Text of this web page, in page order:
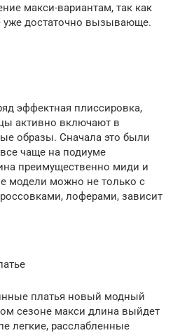
макси-вариантам, так как
уже достаточно вызывающе.
эффектная плиссировка,
активно включают в
образы. Сначала это были
чаще на подиуме
преимущественно миди и
модели можно не только с
лоферами, зависит
платья новый модный
сезоне макси длина выйдет
легкие, расслабленные